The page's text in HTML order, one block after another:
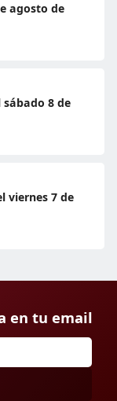
agosto de
8 de
viernes 7 de
en tu email